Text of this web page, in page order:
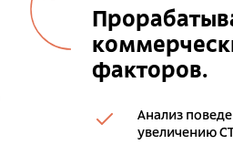
факторов.
Анализ
увеличению